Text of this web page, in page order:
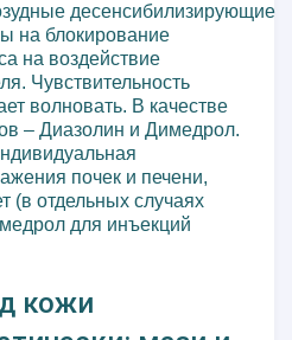
десенсибилизирующие
на блокирование
на воздействие
Чувствительность
волновать. В качестве
– Диазолин и Димедрол.
почек и печени,
(в отдельных случаях
для инъекций
кожи